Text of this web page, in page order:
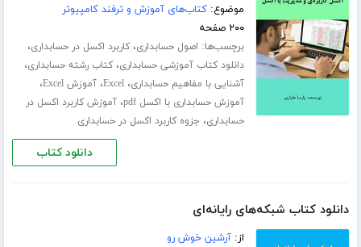
موضوع:کتاب‌های آموزش و ترفند کامپیوتر
۲۰۰ صفحه
برچسب‌ها: اصول حسابداری،کاربرد اکسل در حسابداری،
دانلود کتاب آموزشی حسابداری،کتاب رشته حسابداری،
آشنایی با مفاهیم حسابداری،Excel،آموزش Excel ،
آموزش حسابداری با اکسل pdf ،آموزش کاربرد اکسل در
حسابداری، جزوه کاربرد اکسل در حسابداری
دانلود کتاب
دانلود کتاب شبکه‌های رایانه‌ای
از:آرشین خوش رو